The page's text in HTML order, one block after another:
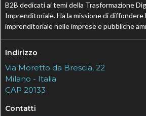
B2B dedicati ai temi della Trasformazione
Imprenditoriale. Ha la missione di
imprenditoriale nelle imprese e pubbliche
Indirizzo
Via Moretto da Brescia, 22
Milano - Italia
CAP 20133
Contatti